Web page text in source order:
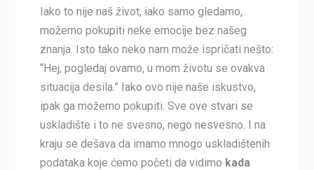
Iako to nije naš život, iako samo gledamo,
možemo pokupiti neke emocije bez našeg
znanja. Isto tako neko nam može ispričati nešto:
“Hej, pogledaj ovamo, u mom životu se ovakva
situacija desila.” Iako ovo nije naše iskustvo,
ipak ga možemo pokupiti. Sve ove stvari se
uskladište i to ne svesno, nego nesvesno. I na
kraju se dešava da imamo mnogo uskladištenih
podataka koje ćemo početi da vidimo kada